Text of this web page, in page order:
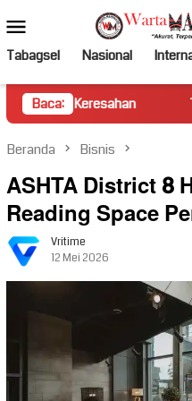
ke
kontenMobile
Tabagsel Nasional
Baca: Truk Miring
Beranda Bisnis
ASHTA District 8
Reading Space
Vritime
12 Mei 2026